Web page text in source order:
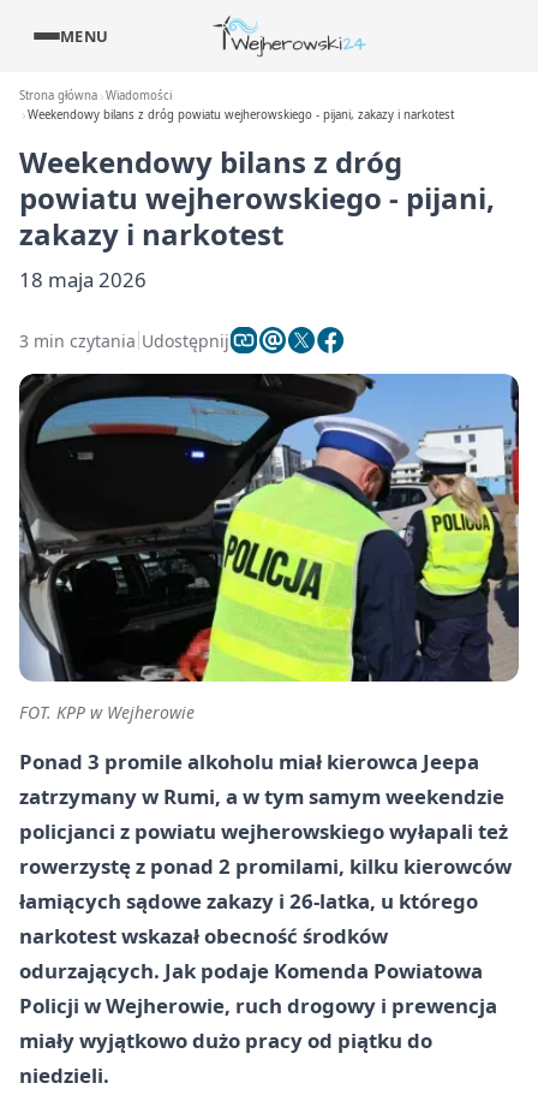
MENU
Strona główna Wiadomości
Weekendowy bilans z dróg powiatu wejherowskiego - pijani, zakazy i narkotest
Weekendowy bilans z dróg
powiatu wejherowskiego - pijani,
zakazy i narkotest
18 maja 2026
3 min czytania Udostępnij
FOT. KPP w Wejherowie
Ponad 3 promile alkoholu miał kierowca Jeepa
zatrzymany w Rumi, a w tym samym weekendzie
policjanci z powiatu wejherowskiego wyłapali też
rowerzystę z ponad 2 promilami, kilku kierowców
łamiących sądowe zakazy i 26-latka, u którego
narkotest wskazał obecność środków
odurzających. Jak podaje Komenda Powiatowa
Policji w Wejherowie, ruch drogowy i prewencja
miały wyjątkowo dużo pracy od piątku do
niedzieli.